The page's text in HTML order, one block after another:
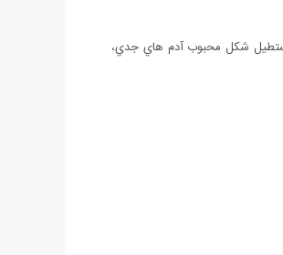
شکل محبوب آدم هاي جدي،